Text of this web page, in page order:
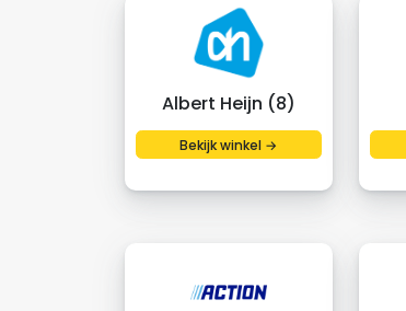
Albert Heijn (8)
Bekijk winkel →